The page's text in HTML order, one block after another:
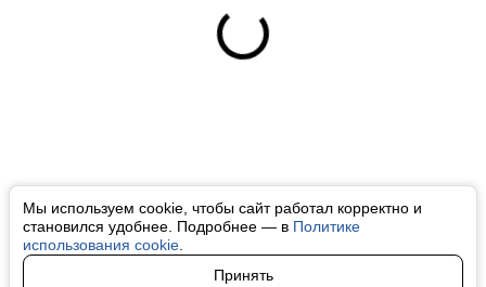
Мы используем cookie, чтобы сайт работал корректно и
становился удобнее. Подробнее — в Политике
использования cookie
Принять